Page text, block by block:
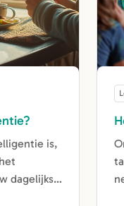
is,
dagelijks